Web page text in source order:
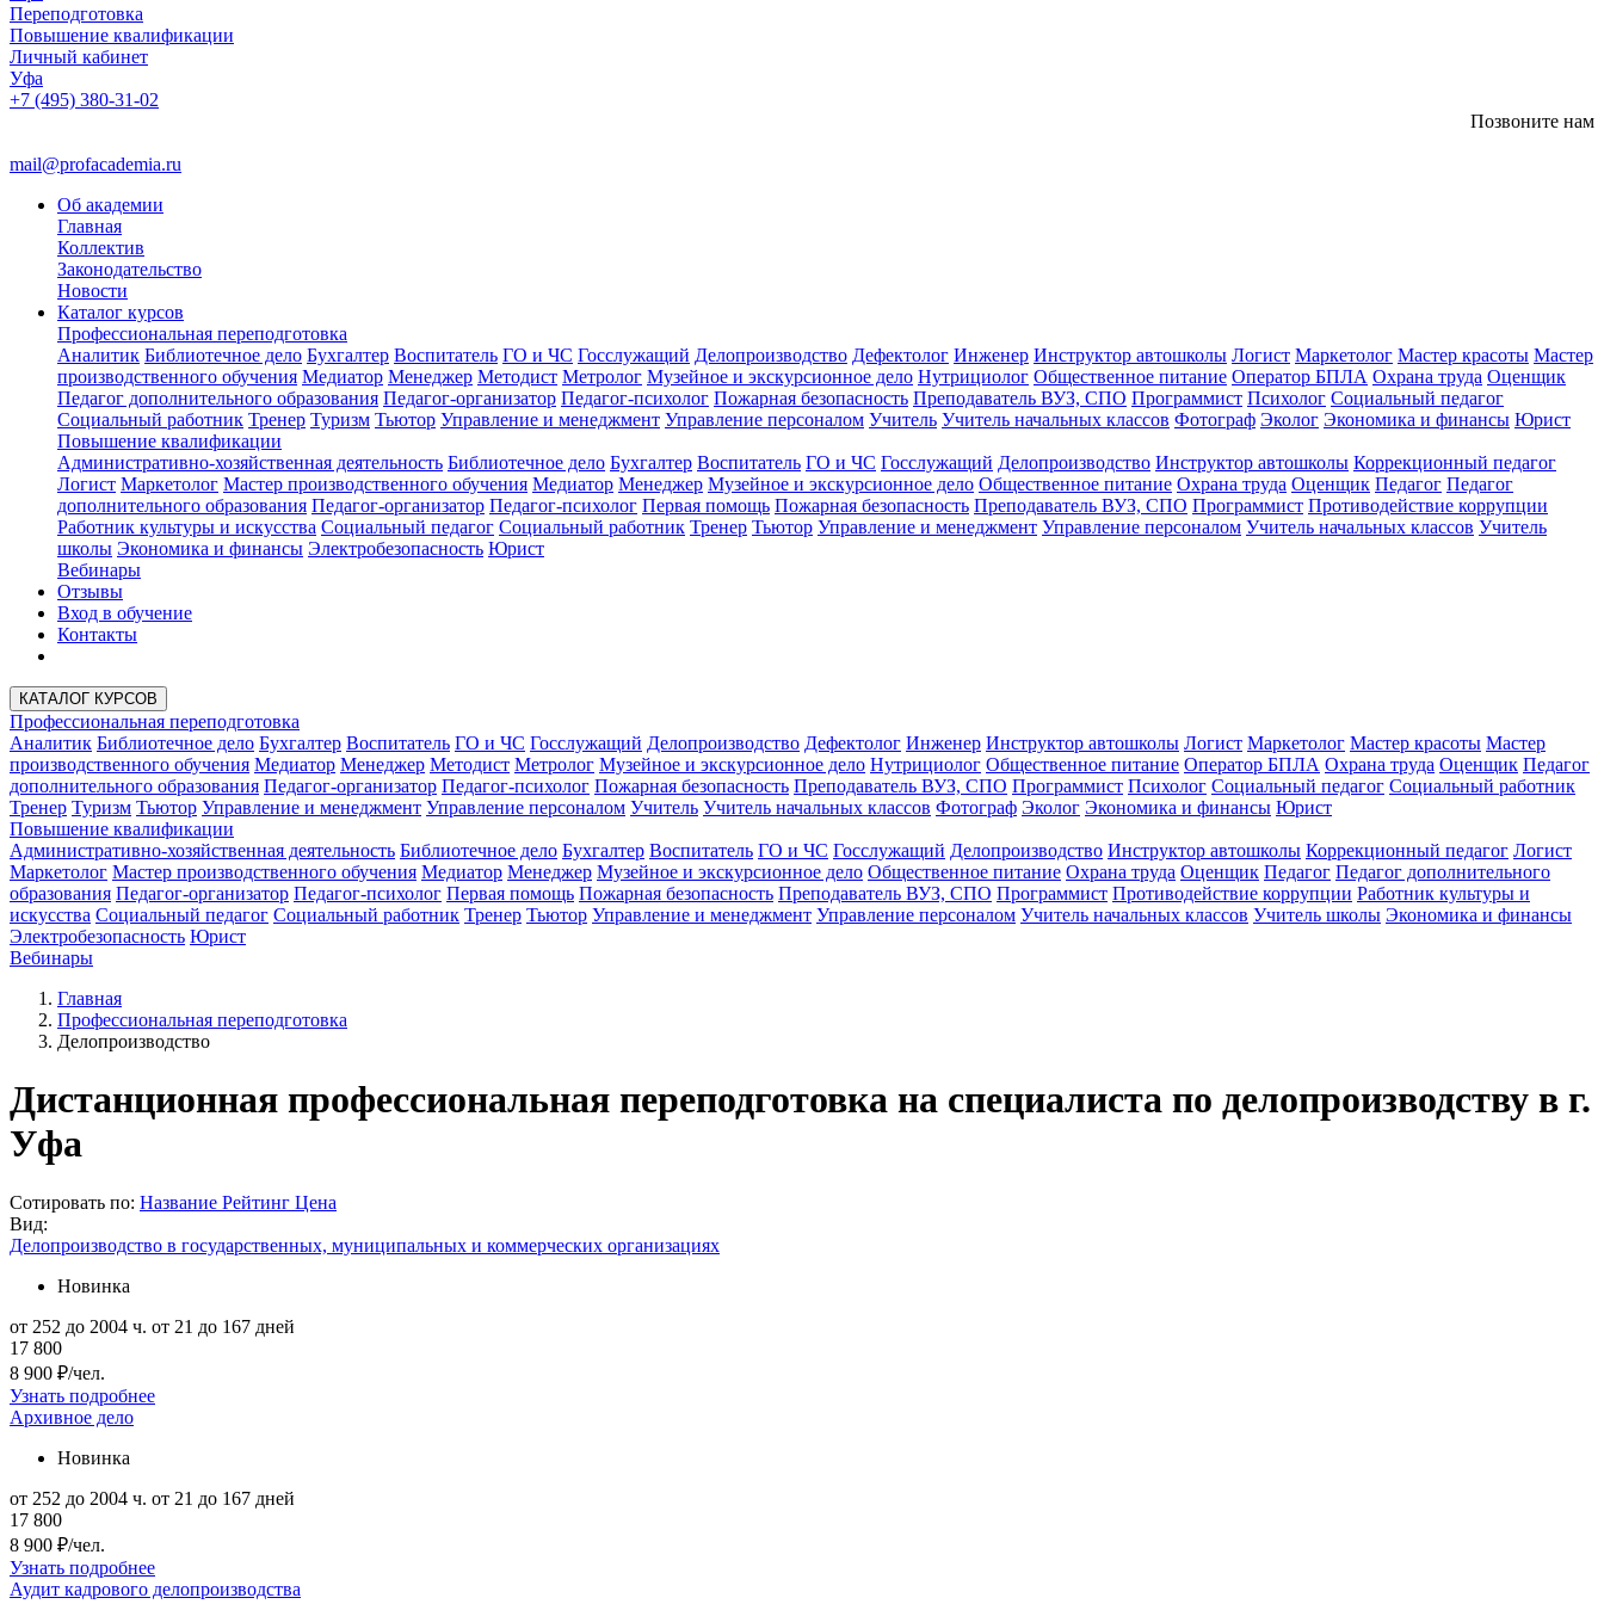
Переподготовка
Повышение квалификации
Личный кабинет
Уфа
+7 (495) 380-31-02
Позвоните нам
mail@profacademia.ru
Об академии
Главная
Коллектив
Законодательство
Новости
Каталог курсов
Профессиональная переподготовка
Аналитик Библиотечное дело Бухгалтер Воспитатель ГО и ЧС Госслужащий Делопроизводство Дефектолог Инженер Инструктор автошколы Логист Маркетолог Мастер красоты Мастер
производственного обучения Медиатор Менеджер Методист Метролог Музейное и экскурсионное дело Нутрициолог Общественное питание Оператор БПЛА Охрана труда Оценщик
Педагог дополнительного образования Педагог-организатор Педагог-психолог Пожарная безопасность Преподаватель ВУЗ, СПО Программист Психолог Социальный педагог
Социальный работник Тренер Туризм Тьютор Управление и менеджмент Управление персоналом Учитель Учитель начальных классов Фотограф Эколог Экономика и финансы Юрист
Повышение квалификации
Административно-хозяйственная деятельность Библиотечное дело Бухгалтер Воспитатель ГО и ЧС Госслужащий Делопроизводство Инструктор автошколы Коррекционный педагог
Логист Маркетолог Мастер производственного обучения Медиатор Менеджер Музейное и экскурсионное дело Общественное питание Охрана труда Оценщик Педагог Педагог
дополнительного образования Педагог-организатор Педагог-психолог Первая помощь Пожарная безопасность Преподаватель ВУЗ, СПО Программист Противодействие коррупции
Работник культуры и искусства Социальный педагог Социальный работник Тренер Тьютор Управление и менеджмент Управление персоналом Учитель начальных классов Учитель
школы Экономика и финансы Электробезопасность Юрист
Вебинары
Отзывы
Вход в обучение
Контакты
КАТАЛОГ КУРСОВ
Профессиональная переподготовка
Аналитик Библиотечное дело Бухгалтер Воспитатель ГО и ЧС Госслужащий Делопроизводство Дефектолог Инженер Инструктор автошколы Логист Маркетолог Мастер красоты Мастер
производственного обучения Медиатор Менеджер Методист Метролог Музейное и экскурсионное дело Нутрициолог Общественное питание Оператор БПЛА Охрана труда Оценщик Педагог
дополнительного образования Педагог-организатор Педагог-психолог Пожарная безопасность Преподаватель ВУЗ, СПО Программист Психолог Социальный педагог Социальный работник
Тренер Туризм Тьютор Управление и менеджмент Управление персоналом Учитель Учитель начальных классов Фотограф Эколог Экономика и финансы Юрист
Повышение квалификации
Административно-хозяйственная деятельность Библиотечное дело Бухгалтер Воспитатель ГО и ЧС Госслужащий Делопроизводство Инструктор автошколы Коррекционный педагог Логист
Маркетолог Мастер производственного обучения Медиатор Менеджер Музейное и экскурсионное дело Общественное питание Охрана труда Оценщик Педагог Педагог дополнительного
образования Педагог-организатор Педагог-психолог Первая помощь Пожарная безопасность Преподаватель ВУЗ, СПО Программист Противодействие коррупции Работник культуры и
искусства Социальный педагог Социальный работник Тренер Тьютор Управление и менеджмент Управление персоналом Учитель начальных классов Учитель школы Экономика и финансы
Электробезопасность Юрист
Вебинары
Главная
Профессиональная переподготовка
Делопроизводство
Дистанционная профессиональная переподготовка на специалиста по делопроизводству в г.
Уфа
Сотировать по: Название Рейтинг Цена
Вид:
Делопроизводство в государственных, муниципальных и коммерческих организациях
Новинка
от 252 до 2004 ч. от 21 до 167 дней
17 800
8 900 ₽/чел.
Узнать подробнее
Архивное дело
Новинка
от 252 до 2004 ч. от 21 до 167 дней
17 800
8 900 ₽/чел.
Узнать подробнее
Аудит кадрового делопроизводства